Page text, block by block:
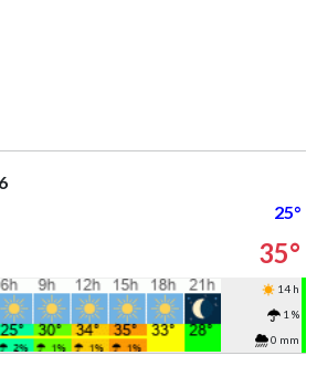
25°
35°
14 h
1 %
0 mm